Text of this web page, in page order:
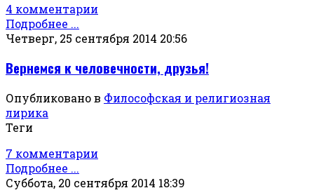
4 комментарии
Подробнее ...
Четверг, 25 сентября 2014 20:56
Вернемся к человечности, друзья!
Опубликовано в Философская и религиозная
лирика
Теги
7 комментарии
Подробнее ...
Суббота, 20 сентября 2014 18:39